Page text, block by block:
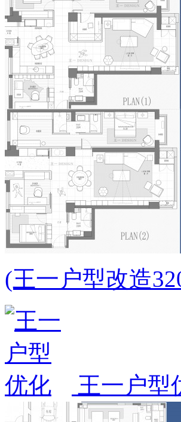
(王一户型改造
王一户型